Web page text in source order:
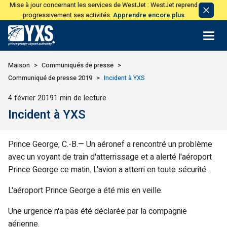
Mise à jour concernant les services de WestJet : WestJet reprend
progressivement ses activités. Apprendre encore plus Avis
de
Retour à la page d'accueil>
Maison
Communiqués de presse
Communiqué de presse 2019
Incident à YXS
Publié
4 février 20191 min de lecture
Incident à YXS
Prince George, C.-B.— Un aéronef a rencontré un problème
avec un voyant de train d'atterrissage et a alerté l'aéroport
Prince George ce matin. L'avion a atterri en toute sécurité.
L'aéroport Prince George a été mis en veille.
Une urgence n'a pas été déclarée par la compagnie
aérienne.